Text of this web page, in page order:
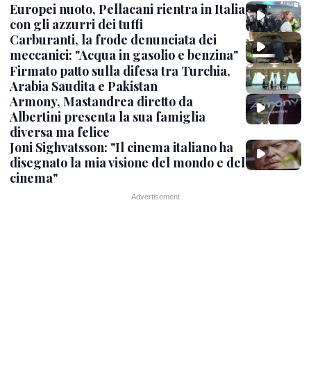
Europei nuoto, Pellacani rientra in Italia
con gli azzurri dei tuffi
Carburanti, la frode denunciata dei
meccanici: "Acqua in gasolio e benzina"
Firmato patto sulla difesa tra Turchia,
Arabia Saudita e Pakistan
Armony, Mastandrea diretto da
Albertini presenta la sua famiglia
diversa ma felice
Joni Sighvatsson: "Il cinema italiano ha
disegnato la mia visione del mondo e del
cinema"